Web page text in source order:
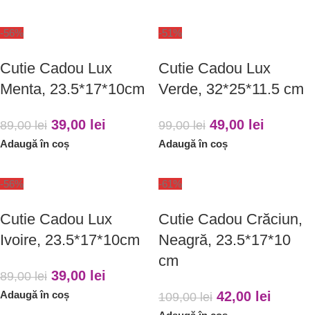
-56%
Cutie Cadou Lux
Menta, 23.5*17*10cm
89,00lei 39,00 lei
Adaugă în coș
-51%
Cutie Cadou Lux
Verde, 32*25*11.5 cm
99,00lei 49,00 lei
Adaugă în coș
-56%
Cutie Cadou Lux
Ivoire, 23.5*17*10cm
89,00lei 39,00 lei
Adaugă în coș
-61%
Cutie Cadou Crăciun,
Neagră, 23.5*17*10
cm
109,00lei 42,00 lei